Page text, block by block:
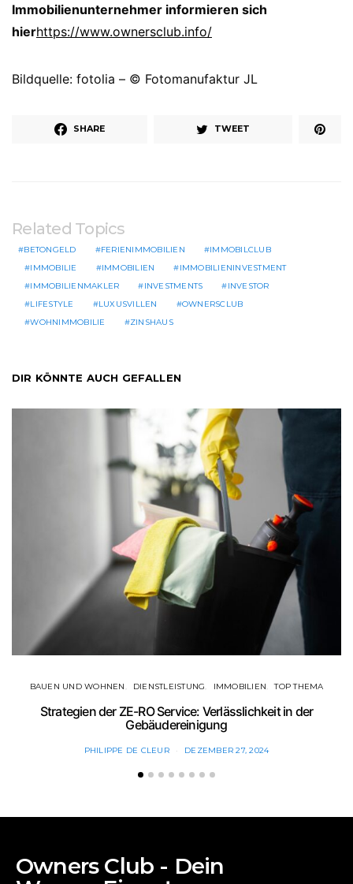
Immobilienunternehmer informieren sich
hierhttps://www.ownersclub.info/
Bildquelle: fotolia – © Fotomanufaktur JL
SHARE TWEET
Related Topics
BETONGELD FERIENIMMOBILIEN
IMMOBILCLUB
IMMOBILIE
IMMOBILIEN
IMMOBILIENINVESTMENT
IMMOBILIENMAKLER
INVESTMENTS
INVESTOR
LIFESTYLE
LUXUSVILLEN
OWNERSCLUB
WOHNIMMOBILIE
ZINSHAUS
DIR KÖNNTE AUCH GEFALLEN
BAUEN UND WOHNEN DIENSTLEISTUNG IMMOBILIEN TOP THEMA
Strategien der ZE-RO Service: Verlässlichkeit in der
Gebäudereinigung
PHILIPPE DE CLEUR DEZEMBER 27, 2024
Owners Club - Dein